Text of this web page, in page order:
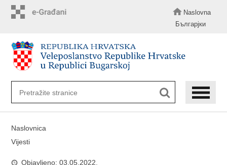
Naslovna
Българјки
Naslovnica
Vijesti
Objavljeno: 03.05.2022.